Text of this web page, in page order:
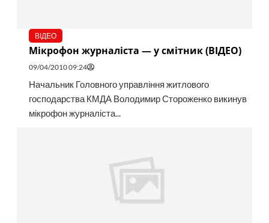
ВІДЕО
Мікрофон журналіста — у смітник (ВІДЕО)
09/04/2010 09:24
Начальник Головного управління житлового
господарства КМДА Володимир Стороженко викинув
мікрофон журналіста...